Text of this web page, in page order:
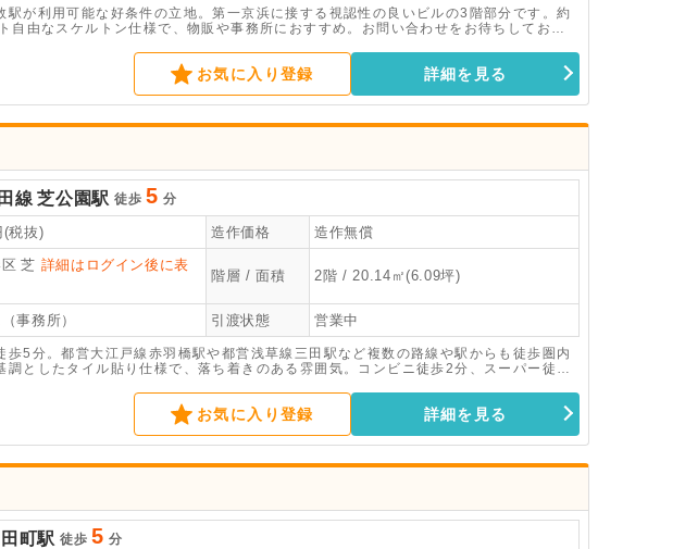
駅が利用可能な好条件の立地。第一京浜に接する視認性の良いビルの3階部分です。約
自由なスケルトン仕様で、物販や事務所におすすめ。お問い合わせをお待ちしており
お気に入り登録 詳細を見る
線 芝公園駅 徒歩 5 分
(税抜) 造作価格 造作無償
芝 詳細はログイン後に表
階層 / 面積 2階 / 20.14㎡(6.09坪)
事務所） 引渡状態 営業中
歩5分。都営大江戸線赤羽橋駅や都営浅草線三田駅など複数の路線や駅からも徒歩圏内
調としたタイル貼り仕様で、落ち着きのある雰囲気。コンビニ徒歩2分、スーパー徒歩
お気に入り登録 詳細を見る
田町駅 徒歩 5 分